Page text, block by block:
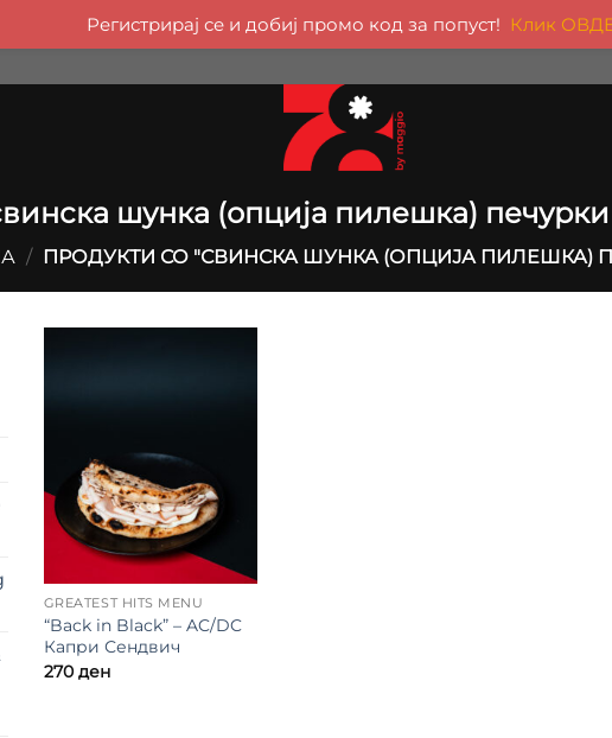
шунка (опција пилешка)
/ ПРОДУКТИ СО "СВИНСКА ШУНКА (ОПЦИЈА ПИЛЕШКА)
GREATEST HITS MENU
“Back in Black” – AC/DC
Капри Сендвич
270ден
Регистрирај се и добиј промо код за попуст! Клик